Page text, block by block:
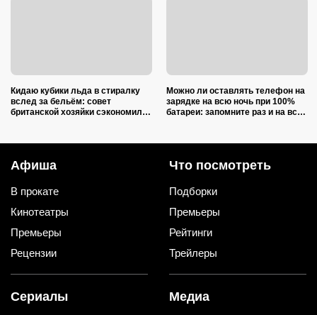
Кидаю кубики льда в стиралку
вслед за бельём: совет
британской хозяйки сэкономил
Можно ли оставлять телефон на
зарядке на всю ночь при 100%
батареи: запомните раз и на всю
Афиша
В прокате
Кинотеатры
Премьеры
Рецензии
Что посмотреть
Подборки
Премьеры
Рейтинги
Трейлеры
Сериалы Медиа